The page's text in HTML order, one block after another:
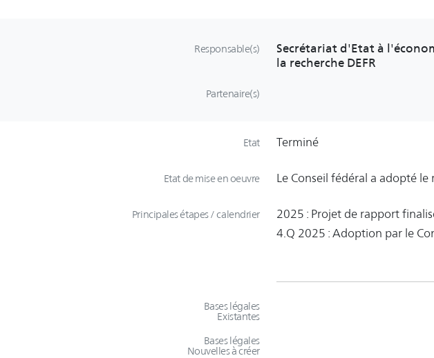
Responsable(s)
Secrétariat d'Etat à
la recherche DEFR
Partenaire(s)
Etat Terminé
Etat de mise en oeuvre Le Conseil fédéral a adopté
Principales étapes / calendrier
2025 : Projet de rapport
4.Q 2025 : Adoption par le
Bases légales
Existantes
Bases légales
Nouvelles à créer